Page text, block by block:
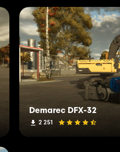
Demarec DFX-32
2 251